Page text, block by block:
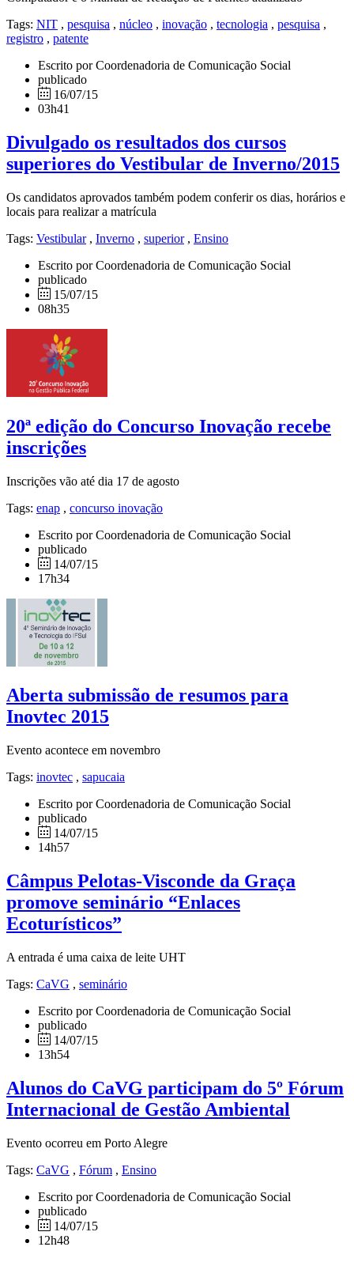
Tags: NIT , pesquisa , núcleo , inovação , tecnologia , pesquisa ,
registro , patente
Escrito por Coordenadoria de Comunicação Social
publicado
16/07/15
03h41
Divulgado os resultados dos cursos
superiores do Vestibular de Inverno/2015
Os candidatos aprovados também podem conferir os dias, horários e
locais para realizar a matrícula
Tags: Vestibular , Inverno , superior , Ensino
Escrito por Coordenadoria de Comunicação Social
publicado
15/07/15
08h35
20ª edição do Concurso Inovação recebe
inscrições
Inscrições vão até dia 17 de agosto
Tags: enap , concurso inovação
Escrito por Coordenadoria de Comunicação Social
publicado
14/07/15
17h34
Aberta submissão de resumos para
Inovtec 2015
Evento acontece em novembro
Tags: inovtec , sapucaia
Escrito por Coordenadoria de Comunicação Social
publicado
14/07/15
14h57
Câmpus Pelotas-Visconde da Graça
promove seminário “Enlaces
Ecoturísticos”
A entrada é uma caixa de leite UHT
Tags: CaVG , seminário
Escrito por Coordenadoria de Comunicação Social
publicado
14/07/15
13h54
Alunos do CaVG participam do 5º Fórum
Internacional de Gestão Ambiental
Evento ocorreu em Porto Alegre
Tags: CaVG , Fórum , Ensino
Escrito por Coordenadoria de Comunicação Social
publicado
14/07/15
12h48